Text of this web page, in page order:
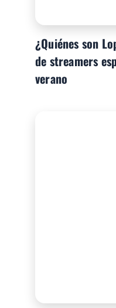
¿Quiénes son
de streamers
verano